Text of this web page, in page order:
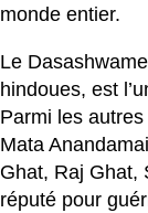
monde entier.
Le
hindoues, est
Parmi les
Mata
Ghat, Raj Ghat,
réputé pour